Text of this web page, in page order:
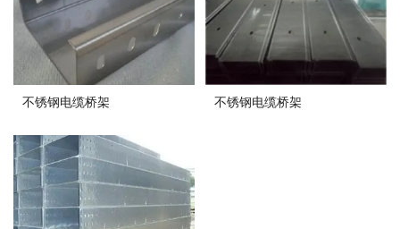
不锈钢电缆桥架 不锈钢电缆桥架